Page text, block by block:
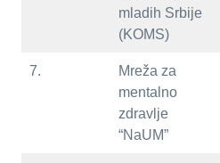
mladih Srbije
(KOMS)
7.
Mreža za
mentalno
zdravlje
“NaUM”